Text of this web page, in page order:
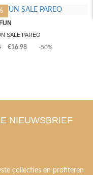
SALE PAREO
€16.98 -50%
NIEUWSBRIEF
collecties en profiteren